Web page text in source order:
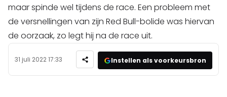
maar spinde wel tijdens de race. Een probleem met
de versnellingen van zijn Red Bull-bolide was hiervan
de oorzaak, zo legt hij na de race uit.
31 juli 2022 17:33 Instellen als voorkeursbron